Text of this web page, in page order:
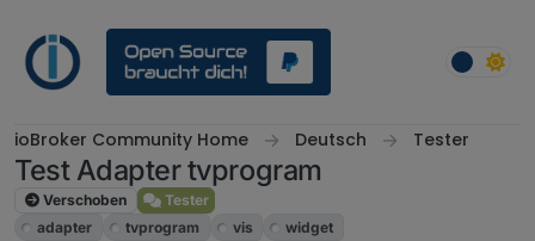
ioBroker Community Home Deutsch Tester
Test Adapter tvprogram
Verschoben
Tester
adapter
tvprogram vis
widget